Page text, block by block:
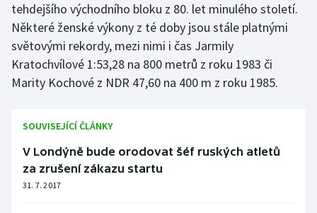
Rychlostní kanoistika
Short track
Sportovní střelba
Stolní tenis
Triatlon
tehdejšího východního bloku z 80. let minulého století.
Některé ženské výkony z té doby jsou stále platnými
světovými rekordy, mezi nimi i čas Jarmily
Kratochvílové 1:53,28 na 800 metrů z roku 1983 či
Marity Kochové z NDR 47,60 na 400 m z roku 1985.
SOUVISEJÍCÍ ČLÁNKY
V Londýně bude orodovat šéf ruských atletů
za zrušení zákazu startu
31. 7. 2017